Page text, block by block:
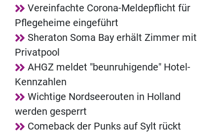
Vereinfachte Corona-Meldepflicht für
Pflegeheime eingeführt
Sheraton Soma Bay erhält Zimmer mit
Privatpool
AHGZ meldet "beunruhigende" Hotel-
Kennzahlen
Wichtige Nordseerouten in Holland
werden gesperrt
Comeback der Punks auf Sylt rückt